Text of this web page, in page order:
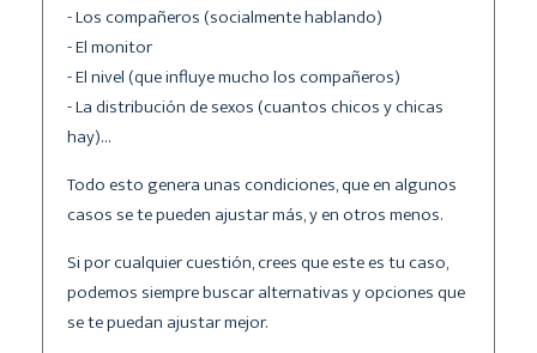
- Los compañeros (socialmente hablando)
- El monitor
- El nivel (que influye mucho los compañeros)
- La distribución de sexos (cuantos chicos y chicas
hay)…
Todo esto genera unas condiciones, que en algunos
casos se te pueden ajustar más, y en otros menos.
Si por cualquier cuestión, crees que este es tu caso,
podemos siempre buscar alternativas y opciones que
se te puedan ajustar mejor.